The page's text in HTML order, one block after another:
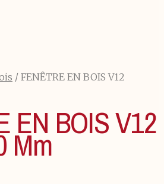
/ FENÊTRE EN BOIS V12
EN BOIS V12
Mm